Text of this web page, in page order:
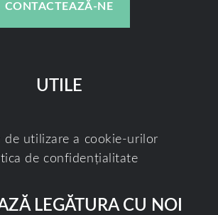
CONTACTEAZĂ-NE
UTILE
de utilizare a cookie-urilor
de confidențialitate
LEGĂTURA CU NOI